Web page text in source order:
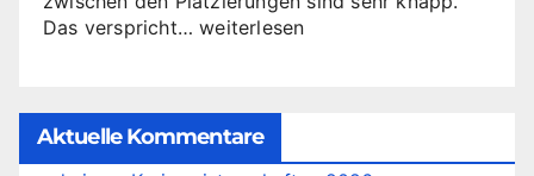
Das verspricht…Jugendrunde
weiterlesen
Aktuelle Kommentare